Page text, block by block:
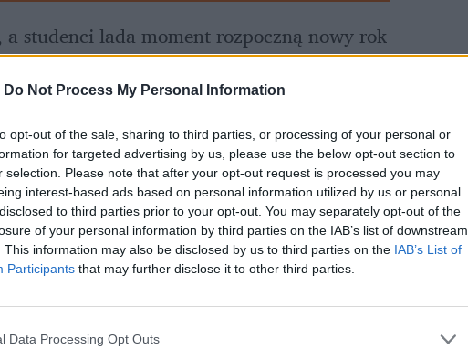
Do Not Process My Personal Information
opt-out of the sale, sharing to third parties, or processing of your personal or
for targeted advertising by us, please use the below opt-out section to
selection. Please note that after your opt-out request is processed you may
interest-based ads based on personal information utilized by us or personal
to third parties prior to your opt-out. You may separately opt-out of the
of your personal information by third parties on the IAB’s list of downstream
This information may also be disclosed by us to third parties on the IAB’s List of
Participants that may further disclose it to other third parties.
Data Processing Opt Outs
a studenci lada moment rozpoczną nowy rok
kartkówki i zaplanowane egzaminy.
zrewolucjonizować nasz sposób